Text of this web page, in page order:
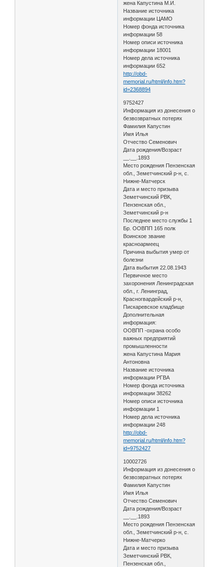
жена Капустина М.И.
Название источника
информации ЦАМО
Номер фонда источника
информации 58
Номер описи источника
информации 18001
Номер дела источника
информации 652
http://obd-
memorial.ru/html/info.htm?
id=2368894
9752427
Информация из донесения о
безвозвратных потерях
Фамилия Капустин
Имя Илья
Отчество Семенович
Дата рождения/Возраст
__.__.1893
Место рождения Пензенская
обл., Земетчинский р-н, с.
Нижне-Матчерск
Дата и место призыва
Земетчинский РВК,
Пензенская обл.,
Земетчинский р-н
Последнее место службы 1
Бр. ООВПП 165 полк
Воинское звание
красноармеец
Причина выбытия умер от
болезни
Дата выбытия 22.08.1943
Первичное место
захоронения Ленинградская
обл., г. Ленинград,
Красногвардейский р-н,
Пискаревское кладбище
Дополнительная
информация:
ООВПП -охрана особо
важных предприятий
промышленности
жена Капустина Мария
Антоновна
Название источника
информации РГВА
Номер фонда источника
информации 38262
Номер описи источника
информации 1
Номер дела источника
информации 248
http://obd-
memorial.ru/html/info.htm?
id=9752427
10002726
Информация из донесения о
безвозвратных потерях
Фамилия Капустин
Имя Илья
Отчество Семенович
Дата рождения/Возраст
__.__.1893
Место рождения Пензенская
обл., Земетчинский р-н, с.
Нижне-Матчерко
Дата и место призыва
Земетчинский РВК,
Пензенская обл.,